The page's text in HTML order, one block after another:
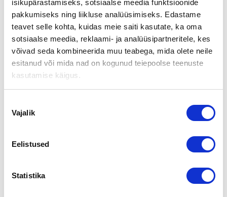
isikupärastamiseks, sotsiaalse meedia funktsioonide
pakkumiseks ning liikluse analüüsimiseks. Edastame
teavet selle kohta, kuidas meie saiti kasutate, ka oma
sotsiaalse meedia, reklaami- ja analüüsipartneritele, kes
võivad seda kombineerida muu teabega, mida olete neile
esitanud või mida nad on kogunud teiepoolse teenuste
kasutamise käigus.
valik
Vajalik
Eelistused
Statistika
AURANMAAN AUTO ON
VAIHTANUT OMISTAJAA
Pitkään toiminut ja alalla hyvin tunnettu kolarikorjaamo siirtyy
uusille yrittäjille. Myyjä toimii vielä hetken aikaa yrityksen
palveluksessa varmistamalla näin onnistuneen liiketoiminnan
siirron.
Lisätietoja:
Puh. 050 4611 360